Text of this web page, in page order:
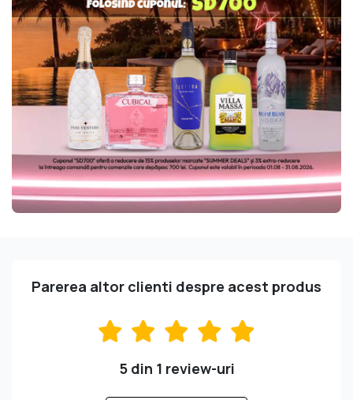
Parerea altor clienti despre acest produs
5 din 1 review-uri